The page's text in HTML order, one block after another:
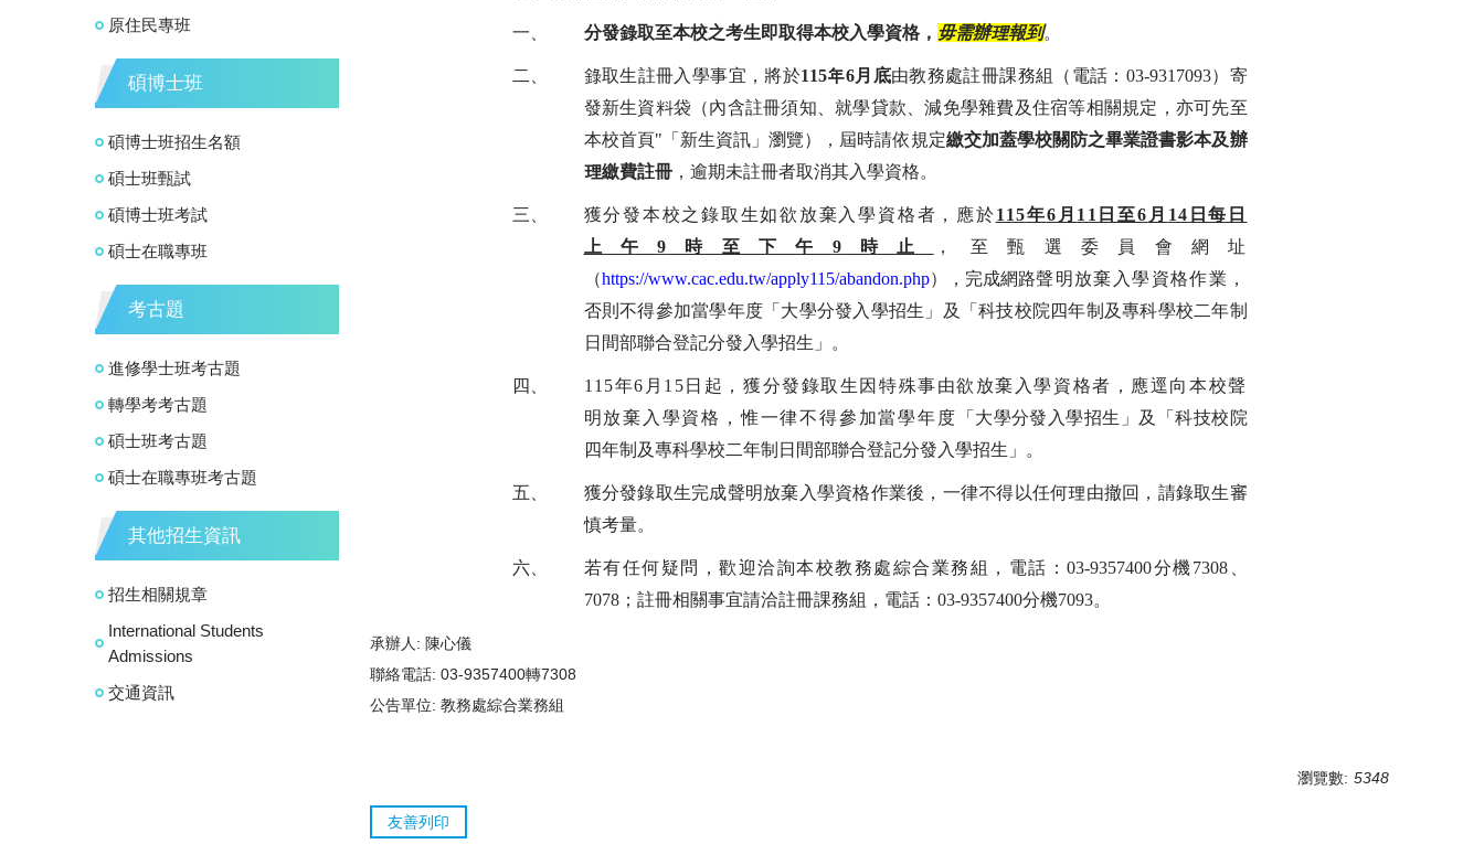
原住民專班
碩博士班
碩博士班招生名額
碩士班甄試
碩博士班考試
碩士在職專班
考古題
進修學士班考古題
轉學考考古題
碩士班考古題
碩士在職專班考古題
其他招生資訊
招生相關規章
International Students
Admissions
交通資訊
一、 分發錄取至本校之考生即取得本校入學資格， 毋需辦理報到。
二、 錄取生註冊入學事宜，將於115年6月底由教務處註冊課務組（電話： 03-9317093）寄
發新生資料袋（內含註冊須知、就學貸款、減免學雜費及住宿等相關規定，亦可先至
本校首頁" 「新生資訊」瀏覽），屆時請依規定繳交加蓋學校關防之畢業證書影本及辦
理繳費註冊，逾期未註冊者取消其入學資格。
三、 獲分發本校之錄取生如欲放棄入學資格者，應於115年6 月 11 日至6 月 14 日每日
上午9 時至下午 9 時止
，至甄選委員會網址
（https://www.cac.edu.tw/apply115/abandon.php），完成網路聲明放棄入學資格作業，
否則不得參加當學年度「大學分發入學招生」及「科技校院四年制及專科學校二年制
日間部聯合登記分發入學招生」。
四、 115年6 月 15 日起，獲分發錄取生因特殊事由欲放棄入學資格者，應逕向本校聲
明放棄入學資格，惟一律不得參加當學年度 「大學分發入學招生」及「科技校院
四年制及專科學校二年制日間部聯合登記分發入學招生」。
五、
獲分發錄取生完成聲明放棄入學資格作業後，一律不得以任何理由撤回，請錄取生審
慎考量。
六、 若有任何疑問，歡迎洽詢本校教務處綜合業務組，電話：03-9357400分機7308
7078；註冊相關事宜請洽註冊課務組，電話： 03-9357400分機7093。
承辦人: 陳心儀
聯絡電話: 03-9357400轉7308
公告單位: 教務處綜合業務組
瀏覽數: 5348
友善列印